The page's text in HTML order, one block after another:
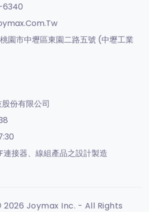
園市中壢區東園二路五號 (中壢工業
份有限公司
連接器、線組產品之設計製造
Joymax Inc. - All Rights